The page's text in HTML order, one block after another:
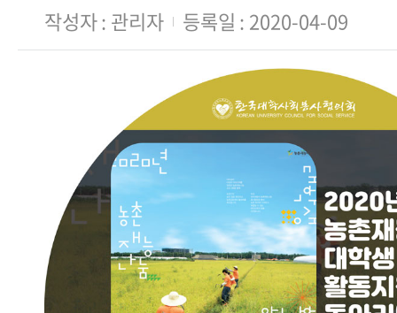
작성자 관리자 등록일 2020-04-09